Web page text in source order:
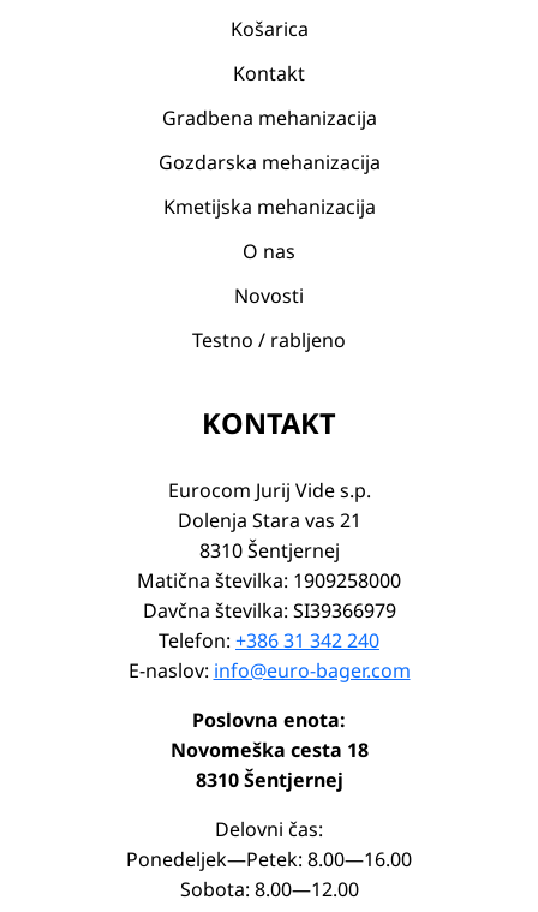
Košarica
Kontakt
Gradbena mehanizacija
Gozdarska mehanizacija
Kmetijska mehanizacija
O nas
Novosti
Testno / rabljeno
KONTAKT
Eurocom Jurij Vide s.p.
Dolenja Stara vas 21
8310 Šentjernej
Matična številka: 1909258000
Davčna številka: SI39366979
Telefon: +386 31 342 240
E-naslov: info@euro-bager.com
Poslovna enota:
Novomeška cesta 18
8310 Šentjernej
Delovni čas:
Ponedeljek—Petek: 8.00—16.00
Sobota: 8.00—12.00